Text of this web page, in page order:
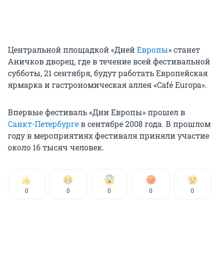
Центральной площадкой «ДнейЕвропы» станет
Аничков дворец, где в течение всей фестивальной
субботы, 21 сентября, будут работать Европейская
ярмарка и гастрономическая аллея «Café Europa».
Впервые фестиваль «Дни Европы» прошел в
Санкт-Петербургев сентябре 2008 года. В прошлом
году в мероприятиях фестиваля приняли участие
около 16 тысяч человек.
0 0 0 0 0